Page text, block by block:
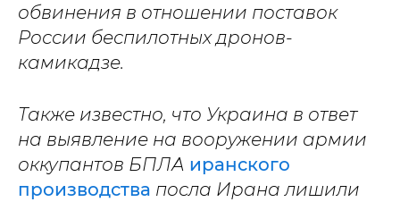
обвинения в отношении поставок
России беспилотных дронов-
камикадзе.
Также известно, что Украина в ответ
на выявление на вооружении армии
оккупантов БПЛА иранского
производства посла Ирана лишили